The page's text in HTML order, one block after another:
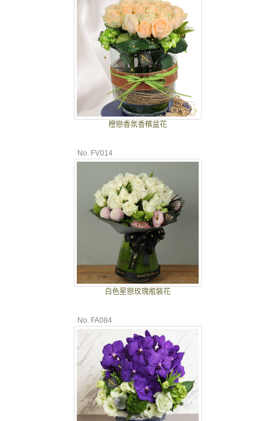
橙戀香氛香檳盆花
No. FV014
白色星戀玫瑰瓶裝花
No. FA084